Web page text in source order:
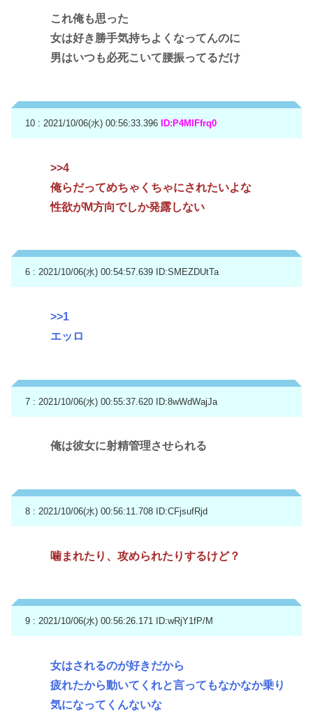
これ俺も思った
女は好き勝手気持ちよくなってんのに
男はいつも必死こいて腰振ってるだけ
10 : 2021/10/06(水) 00:56:33.396 ID:P4MIFfrq0
>>4
俺らだってめちゃくちゃにされたいよな
性欲がM方向でしか発露しない
6 : 2021/10/06(水) 00:54:57.639 ID:SMEZDUtTa
>>1
エッロ
7 : 2021/10/06(水) 00:55:37.620 ID:8wWdWajJa
俺は彼女に射精管理させられる
8 : 2021/10/06(水) 00:56:11.708 ID:CFjsufRjd
噛まれたり、攻められたりするけど？
9 : 2021/10/06(水) 00:56:26.171 ID:wRjY1fP/M
女はされるのが好きだから
疲れたから動いてくれと言ってもなかなか乗り
気になってくんないな